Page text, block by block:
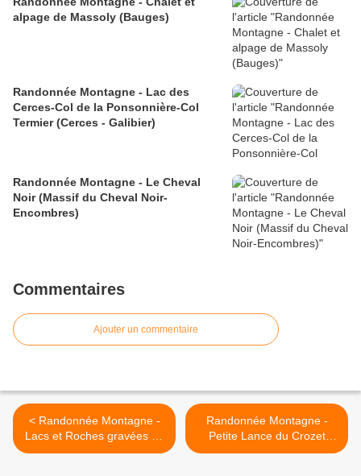
alpage de Massoly (Bauges)
Randonnée Montagne - Lac des
Cerces-Col de la Ponsonnière-Col
Termier (Cerces - Galibier)
Randonnée Montagne - Le Cheval
Noir (Massif du Cheval Noir-
Encombres)
Commentaires
Ajouter un commentaire
< Randonnée Montagne -
Lacs et Roches gravées de
la Vallée des Merveilles
Randonnée Montagne -
Petite Lance du Crozet
(Belledonne) >